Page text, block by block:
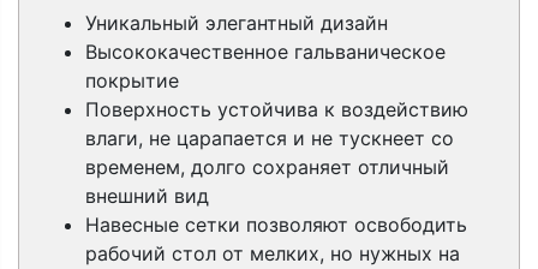
Уникальный элегантный дизайн
Высококачественное гальваническое
покрытие
Поверхность устойчива к воздействию
влаги, не царапается и не тускнеет со
временем, долго сохраняет отличный
внешний вид
Навесные сетки позволяют освободить
рабочий стол от мелких, но нужных на